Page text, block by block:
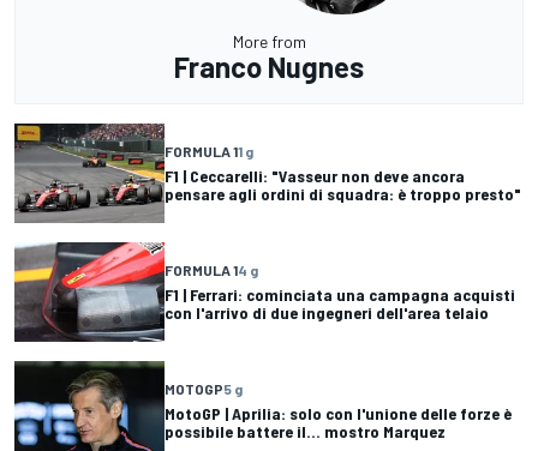
More from
Franco Nugnes
FORMULA 11 g
F1 | Ceccarelli: "Vasseur non deve ancora
pensare agli ordini di squadra: è troppo presto"
FORMULA 14 g
F1 | Ferrari: cominciata una campagna acquisti
con l'arrivo di due ingegneri dell'area telaio
MOTOGP5 g
MotoGP | Aprilia: solo con l'unione delle forze è
possibile battere il... mostro Marquez